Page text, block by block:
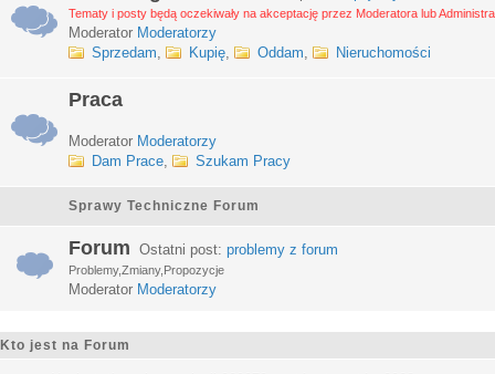
Tematy i posty będą oczekiwały na akceptację przez Moderatora lub
Moderator Moderatorzy
Sprzedam, Kupię, Oddam, Nieruchomości
Praca
Moderator Moderatorzy
Dam Prace, Szukam Pracy
Sprawy Techniczne Forum
Forum Ostatni post: problemy z forum
Problemy,Zmiany,Propozycje
Moderator Moderatorzy
Kto jest na Forum